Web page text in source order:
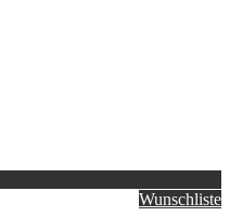
Wunschliste